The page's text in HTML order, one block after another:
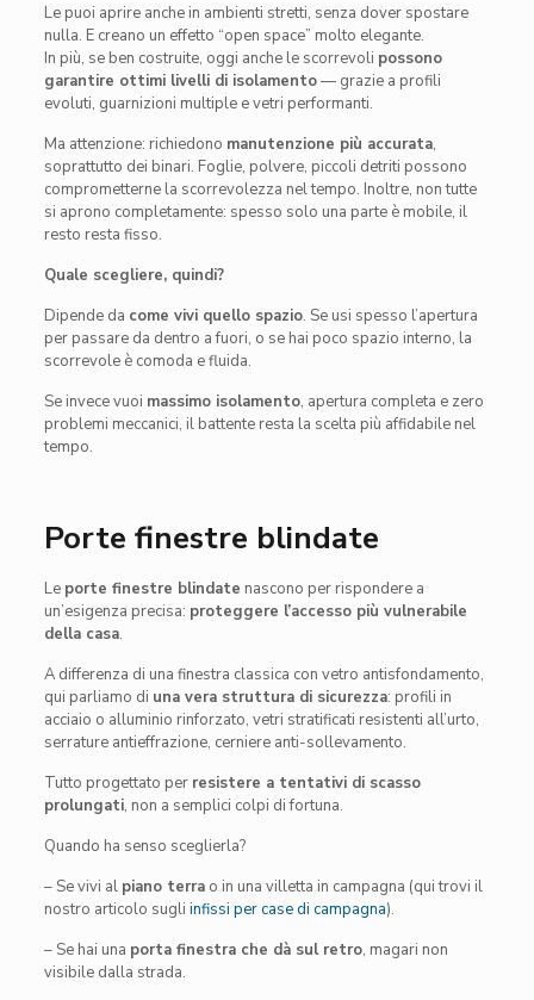
Le puoi aprire anche in ambienti stretti, senza dover spostare
nulla. E creano un effetto “open space” molto elegante.
In più, se ben costruite, oggi anche le scorrevoli possono
garantire ottimi livelli di isolamento— grazie a profili
evoluti, guarnizioni multiple e vetri performanti.
Ma attenzione: richiedono manutenzione più accurata,
soprattutto dei binari. Foglie, polvere, piccoli detriti possono
comprometterne la scorrevolezza nel tempo. Inoltre, non tutte
si aprono completamente: spesso solo una parte è mobile, il
resto resta fisso.
Quale scegliere, quindi?
Dipende da come vivi quello spazio. Se usi spesso l’apertura
per passare da dentro a fuori, o se hai poco spazio interno, la
scorrevole è comoda e fluida.
Se invece vuoi massimo isolamento, apertura completa e zero
problemi meccanici, il battente resta la scelta più affidabile nel
tempo.
Porte finestre blindate
Le porte finestre blindate nascono per rispondere a
un’esigenza precisa: proteggere l’accesso più vulnerabile
della casa.
A differenza di una finestra classica con vetro antisfondamento,
qui parliamo di una vera struttura di sicurezza: profili in
acciaio o alluminio rinforzato, vetri stratificati resistenti all’urto,
serrature antieffrazione, cerniere anti-sollevamento.
Tutto progettato per resistere a tentativi di scasso
prolungati, non a semplici colpi di fortuna.
Quando ha senso sceglierla?
– Se vivi al piano terrao in una villetta in campagna (qui trovi il
nostro articolo sugli infissi per case di campagna).
– Se hai una porta finestra che dà sul retro, magari non
visibile dalla strada.